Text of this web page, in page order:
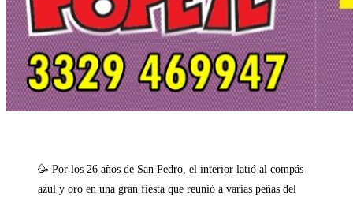
🥳 Por los 26 años de San Pedro, el interior latió al compás
azul y oro en una gran fiesta que reunió a varias peñas del